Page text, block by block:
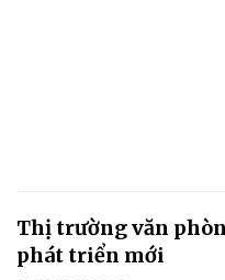
Thị trường văn
phát triển mới